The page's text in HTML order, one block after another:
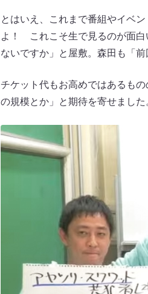
とはいえ、これまで番組やイベ
よ！ これこそ生で見るのが面白
ないですか」と屋敷。森田も「
チケット代もお高めではあるも
の規模とか」と期待を寄せました